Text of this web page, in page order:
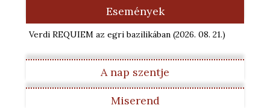
Események
Verdi REQUIEM az egri bazilikában (2026. 08. 21.)
A nap szentje
Miserend